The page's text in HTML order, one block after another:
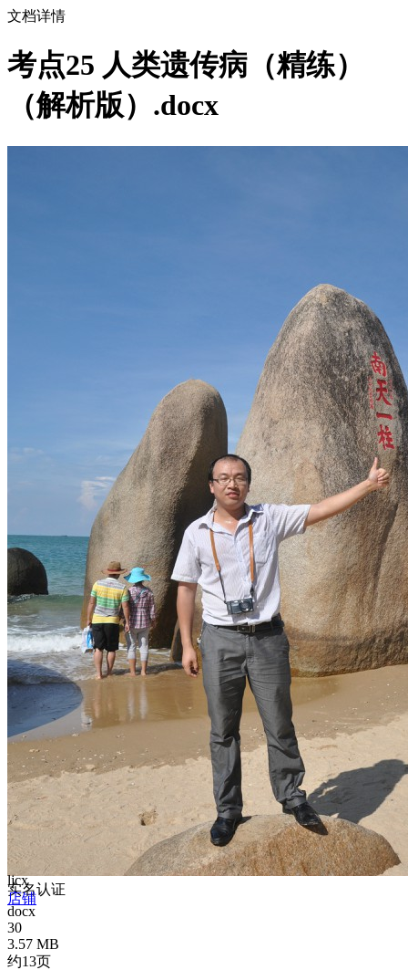
文档详情
考点25 人类遗传病（精练）
（解析版）.docx
ljcx
实名认证
店铺
docx
30
3.57 MB
约13页